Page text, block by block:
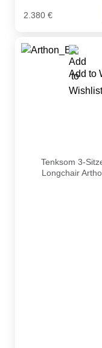
2.380 €
Add to
Tenksom 3-
Longchair